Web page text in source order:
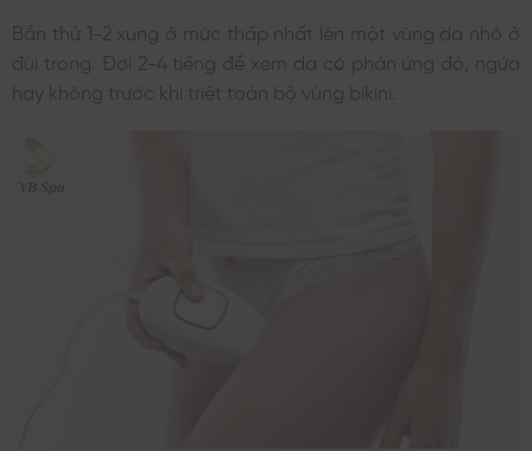
Bắn thử 1-2 xung ở mức thấp nhất lên một vùng da nhỏ ở
đùi trong. Đợi 2-4 tiếng để xem da có phản ứng đỏ, ngứa
hay không trước khi triệt toàn bộ vùng bikini.